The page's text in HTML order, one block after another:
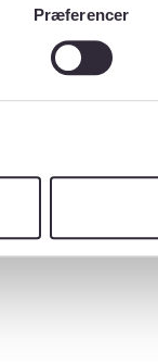
Præferencer